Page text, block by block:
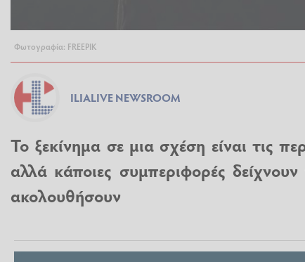
Φωτογραφία: FREEPIK
ILIALIVE NEWSROOM
Το ξεκίνημα σε μια σχέση είναι τις
αλλά κάποιες συμπεριφορές
ακολουθήσουν